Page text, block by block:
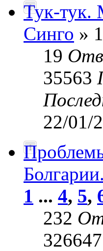
Тук-тук.
Синго »
19
35563
22/01/
Болгарии.
1 ... 4, 5,
232
326647